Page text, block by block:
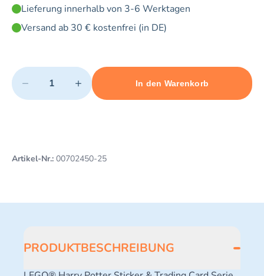
Lieferung innerhalb von 3-6 Werktagen
Versand ab 30 € kostenfrei (in DE)
Quantity
− +
Minimum quantity: 1 Maximum quantity: 3
In den Warenkorb
Add 1 item to cart
Artikel-Nr.: 00702450-25
PRODUKTBESCHREIBUNG